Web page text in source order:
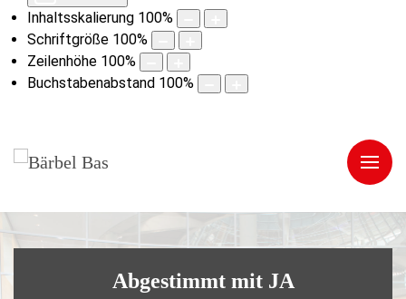
Inhaltsskalierung 100%
Schriftgröße 100%
Zeilenhöhe 100%
Buchstabenabstand 100%
Abgestimmt mit JA